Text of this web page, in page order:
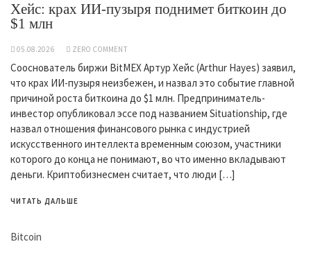
Хейс: крах ИИ-пузыря поднимет биткоин до
$1 млн
05.08.2026 ZERO COMMENT
Сооснователь биржи BitMEX Артур Хейс (Arthur Hayes) заявил,
что крах ИИ-пузыря неизбежен, и назвал это событие главной
причиной роста биткоина до $1 млн. Предприниматель-
инвестор опубликовал эссе под названием Situationship, где
назвал отношения финансового рынка с индустрией
искусственного интеллекта временным союзом, участники
которого до конца не понимают, во что именно вкладывают
деньги. Криптобизнесмен считает, что люди […]
ЧИТАТЬ ДАЛЬШЕ
Bitcoin